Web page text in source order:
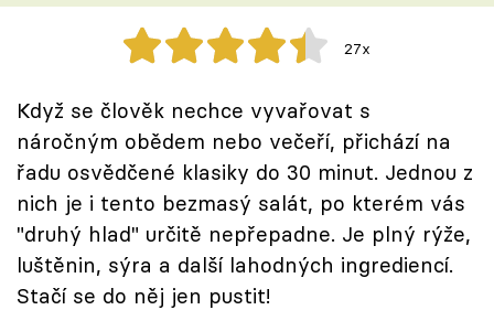
Sledujte prima+
Přihlášení
Sledujte nás
27x
Když se člověk nechce vyvařovat s
náročným obědem nebo večeří, přichází na
řadu osvědčené klasiky do 30 minut. Jednou z
nich je i tento bezmasý salát, po kterém vás
"druhý hlad" určitě nepřepadne. Je plný rýže,
luštěnin, sýra a další lahodných ingrediencí.
Stačí se do něj jen pustit!